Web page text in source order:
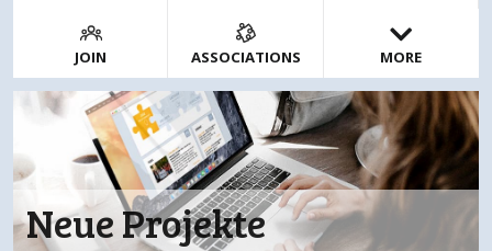
JOIN ASSOCIATIONS MORE
Neue Projekte